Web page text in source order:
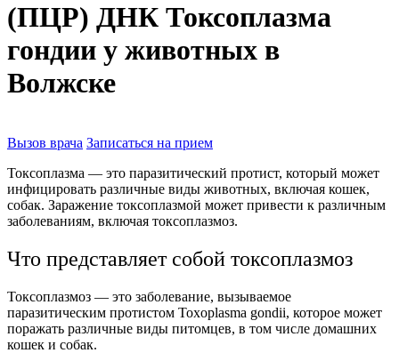
(ПЦР) ДНК Токсоплазма
гондии у животных в
Волжске
Вызов врача Записаться на прием
Токсоплазма — это паразитический протист, который может
инфицировать различные виды животных, включая кошек,
собак. Заражение токсоплазмой может привести к различным
заболеваниям, включая токсоплазмоз.
Что представляет собой токсоплазмоз
Токсоплазмоз — это заболевание, вызываемое
паразитическим протистом Toxoplasma gondii, которое может
поражать различные виды питомцев, в том числе домашних
кошек и собак.